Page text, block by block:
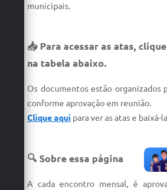
Poupatempo
Fala.BR
Listagem dos CEPs de Vinhedo
Acesso à Informação
Associação dos Servidores
Vinhedo
municipais.
📥 Para acessar as atas,
na tabela abaixo.
Os documentos estão organizados
conforme aprovação em reunião.
Clique aqui para ver as atas e baixá-
🔍 Sobre essa página
A cada encontro mensal, é